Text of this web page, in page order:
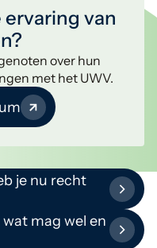
ervaring van
over hun
met het UWV.
je nu recht
mag wel en